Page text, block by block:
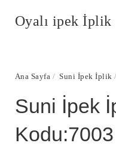
Oyalı ipek İplik
Ana Sayfa / Suni İpek İplik
Suni İpek
Kodu:7003